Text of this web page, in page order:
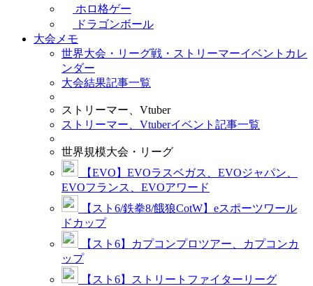
ホロ格ゲー
ドラゴンボール
大会メモ
世界大会・リーグ戦・ストリーマーイベントカレ
ンダー
大会結果記事一覧
ストリーマー、Vtuber
ストリーマー、Vtuberイベント記事一覧
世界規模大会・リーグ
【EVO】EVOラスベガス、EVOジャパン、
EVOフランス、EVOアワード
【スト6/鉄拳8/餓狼CotW】eスポーツワール
ドカップ
【スト6】カプコンプロツアー、カプコンカ
ップ
【スト6】ストリートファイターリーグ